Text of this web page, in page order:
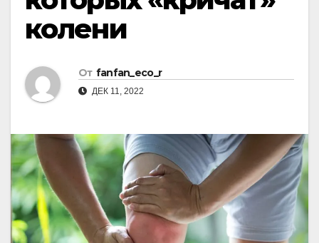
колени
От fanfan_eco_r
ДЕК 11, 2022